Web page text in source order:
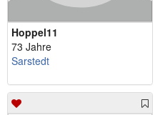
Hoppel11
73 Jahre
Sarstedt